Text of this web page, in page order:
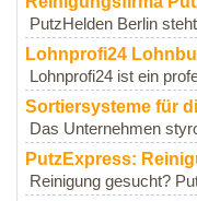
PutzHelden Berlin
Lohnprofi24
Lohnprofi24 ist ein
Sortiersysteme für
Das Unternehmen
PutzExpress:
Reinigung gesucht?